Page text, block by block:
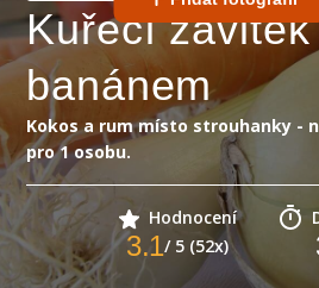
Kuřecí závitek
banánem
Kokos a rum místo strouhanky -
pro 1 osobu.
Hodnocení
3.1/ 5 (52x)